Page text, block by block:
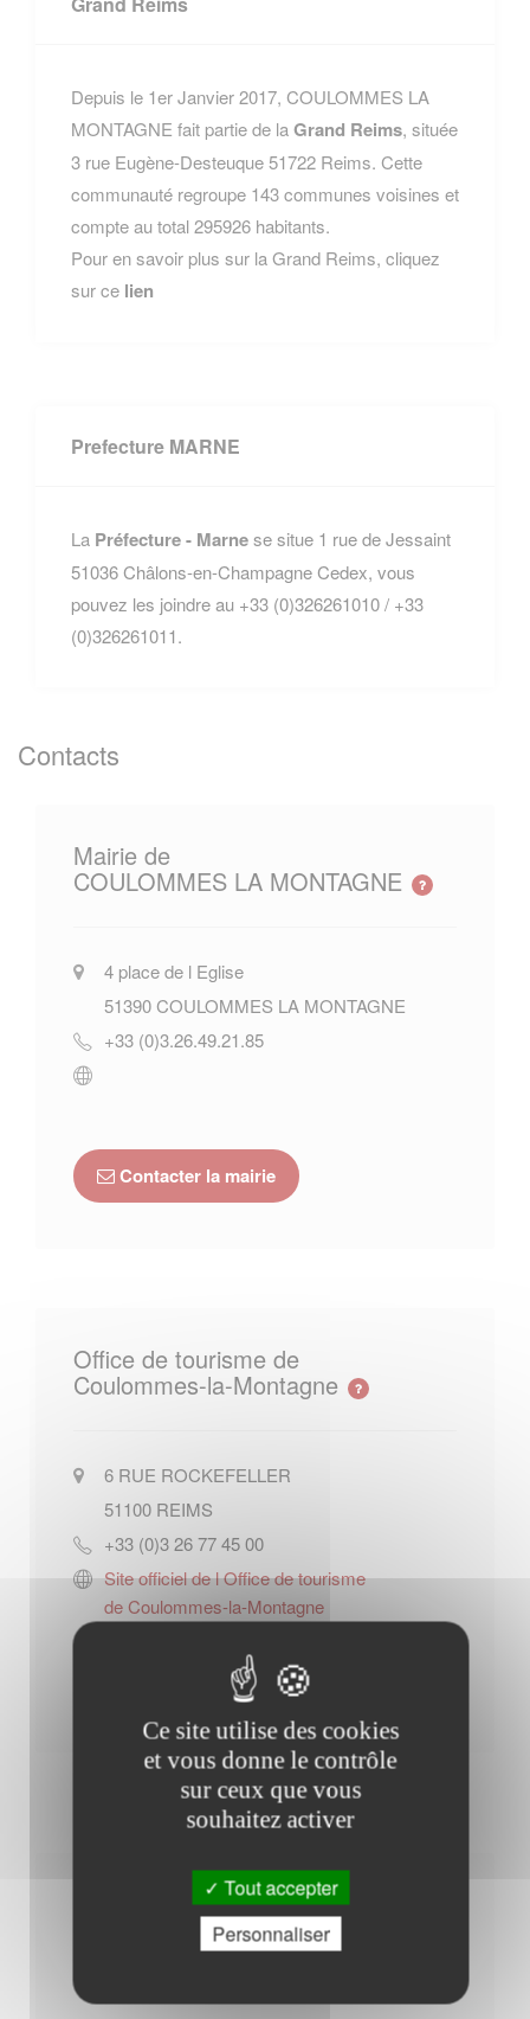
Depuis le 1er Janvier 2017, COULOMMES LA
MONTAGNE fait partie de laGrand Reims, située
3 rue Eugène-Desteuque 51722 Reims. Cette
communauté regroupe 143 communes voisines et
compte au total 295926 habitants.
Pour en savoir plus sur la Grand Reims, cliquez
sur ce lien
Prefecture MARNE
La Préfecture - Marnese situe 1 rue de Jessaint
51036 Châlons-en-Champagne Cedex, vous
pouvez les joindre au +33 (0)326261010 / +33
(0)326261011.
Contacts
Mairie de
COULOMMES LA MONTAGNE
4 place de l Eglise
51390COULOMMES LA MONTAGNE
+33 (0)3.26.49.21.85
Contacter la mairie
Office de tourisme de
Coulommes-la-Montagne
6 RUE ROCKEFELLER
51100 REIMS
+33 (0)3 26 77 45 00
Site officiel de l Office de tourisme
de Coulommes-la-Montagne
Contacter l'office de tourisme
Horaires Mairie
Ce site utilise des cookies
et vous donne le contrôle
sur ceux que vous
souhaitez activer
Tout accepter
Personnaliser